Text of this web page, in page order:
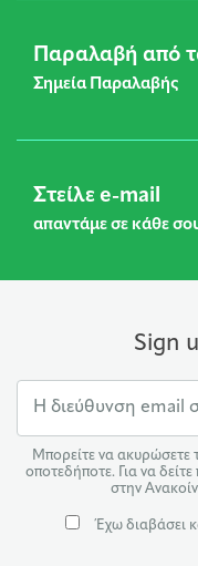
Παραλαβή από
Σημεία Παραλαβής
Στείλε e-mail
απαντάμε σε κάθε
Sign
Μπορείτε να ακυρώσετε
οποτεδήποτε. Για να
στην
Έχω διαβάσει